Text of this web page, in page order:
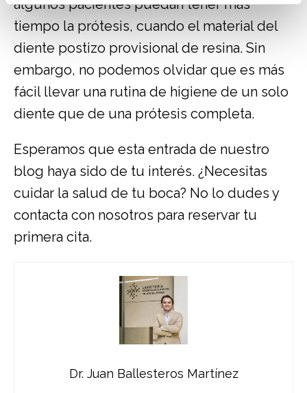
algunos pacientes puedan tener más
tiempo la prótesis, cuando el material del
diente postizo provisional de resina. Sin
embargo, no podemos olvidar que es más
fácil llevar una rutina de higiene de un solo
diente que de una prótesis completa.
Esperamos que esta entrada de nuestro
blog haya sido de tu interés. ¿Necesitas
cuidar la salud de tu boca? No lo dudes y
contacta con nosotros para reservar tu
primera cita.
Dr. Juan Ballesteros Martínez